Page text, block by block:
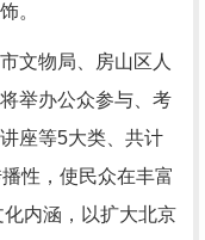
。
物局、房山区人
举办公众参与、考
座等5大类、共计
性，使民众在丰富
内涵，以扩大北京